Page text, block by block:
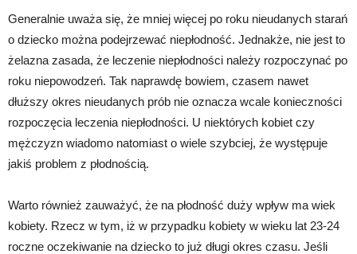
Generalnie uważa się, że mniej więcej po roku nieudanych starań
o dziecko można podejrzewać niepłodność. Jednakże, nie jest to
żelazna zasada, że leczenie niepłodności należy rozpoczynać po
roku niepowodzeń. Tak naprawdę bowiem, czasem nawet
dłuższy okres nieudanych prób nie oznacza wcale konieczności
rozpoczęcia leczenia niepłodności. U niektórych kobiet czy
mężczyzn wiadomo natomiast o wiele szybciej, że występuje
jakiś problem z płodnością.
Warto również zauważyć, że na płodność duży wpływ ma wiek
kobiety. Rzecz w tym, iż w przypadku kobiety w wieku lat 23-24
roczne oczekiwanie na dziecko to już długi okres czasu. Jeśli